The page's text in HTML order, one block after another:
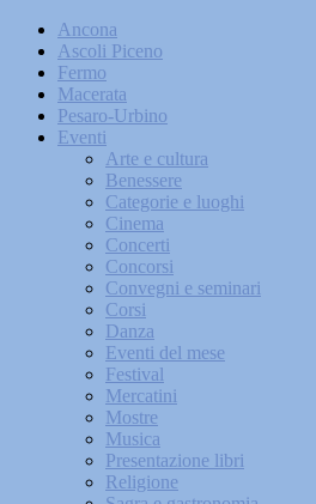
Ancona
Ascoli Piceno
Fermo
Macerata
Pesaro-Urbino
Eventi
Arte e cultura
Benessere
Categorie e luoghi
Cinema
Concerti
Concorsi
Convegni e seminari
Corsi
Danza
Eventi del mese
Festival
Mercatini
Mostre
Musica
Presentazione libri
Religione